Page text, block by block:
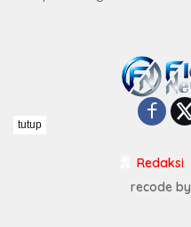
Redaksi
recode by
tutup